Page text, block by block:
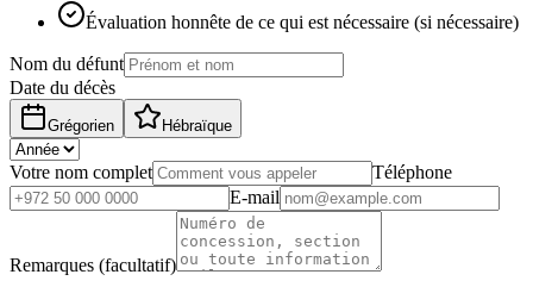
Évaluation honnête de ce qui est nécessaire (si nécessaire)
Nom du défunt
Date du décès
Grégorien Hébraïque
Votre nom complet
Téléphone
E-mail
Remarques (facultatif)